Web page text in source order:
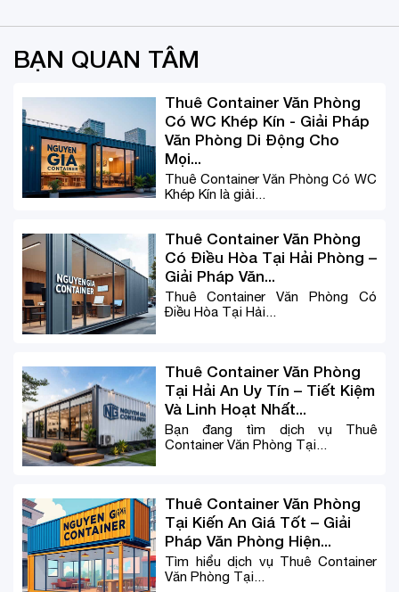
BẠN QUAN TÂM
Thuê Container Văn Phòng
Có WC Khép Kín - Giải Pháp
Văn Phòng Di Động Cho
Mọi...
Thuê Container Văn Phòng Có WC
Khép Kín là giải...
Thuê Container Văn Phòng
Có Điều Hòa Tại Hải Phòng –
Giải Pháp Văn...
Thuê Container Văn Phòng Có
Điều Hòa Tại Hải...
Thuê Container Văn Phòng
Tại Hải An Uy Tín – Tiết Kiệm
Và Linh Hoạt Nhất...
Bạn đang tìm dịch vụ Thuê
Container Văn Phòng Tại...
Thuê Container Văn Phòng
Tại Kiến An Giá Tốt – Giải
Pháp Văn Phòng Hiện...
Tìm hiểu dịch vụ Thuê Container
Văn Phòng Tại...